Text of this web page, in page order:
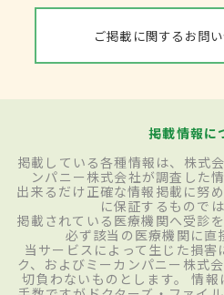
ご掲載に関するお問
掲載情報に
掲載している各種情報は、株式
ンパニー株式会社が調査した
出来るだけ正確な情報掲載に努
に保証するもので
掲載されている医療機関へ受診
必ず該当の医療機関に直
当サービスによって生じた損害
ク、およびミーカンパニー株式
切負わないものとします。 情